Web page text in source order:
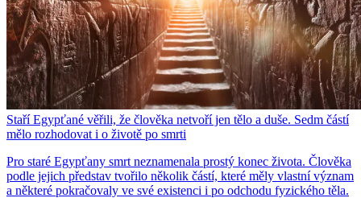
Staří Egypťané věřili, že člověka netvoří jen tělo a duše. Sedm částí
mělo rozhodovat i o životě po smrti
Pro staré Egypťany smrt neznamenala prostý konec života. Člověka
podle jejich představ tvořilo několik částí, které měly vlastní význam
a některé pokračovaly ve své existenci i po odchodu fyzického těla.